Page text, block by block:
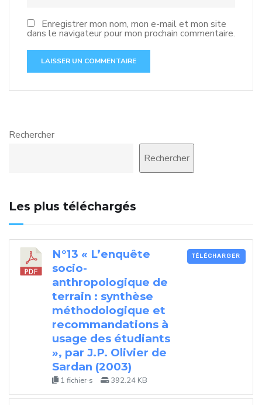
Enregistrer mon nom, mon e-mail et mon site
dans le navigateur pour mon prochain commentaire.
Rechercher
Rechercher
Les plus téléchargés
N°13 « L’enquête
socio-
anthropologique de
terrain : synthèse
méthodologique et
recommandations à
usage des étudiants
», par J.P. Olivier de
Sardan (2003)
1 fichier·s 392.24 KB
TÉLÉCHARGER